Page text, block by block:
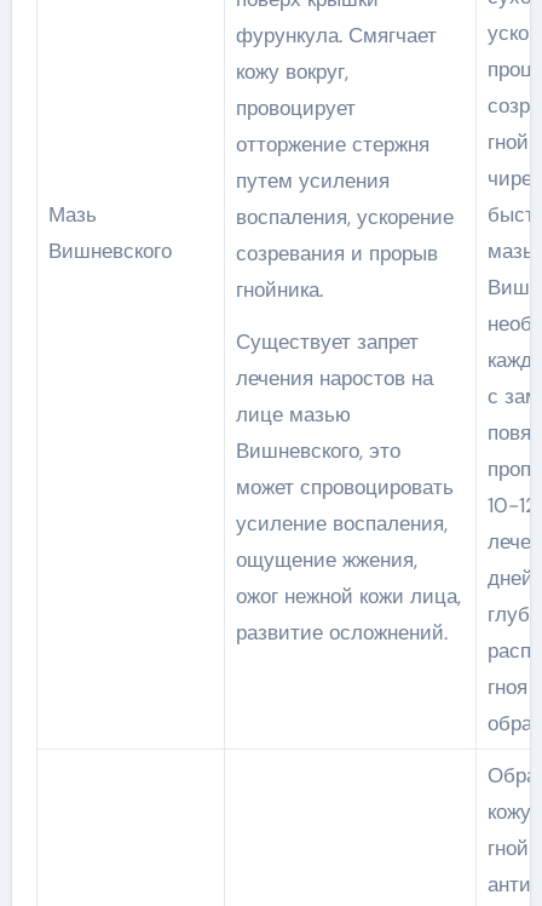
Мазь
Вишневского
фурункула. Смягчает
кожу вокруг,
провоцирует
отторжение стержня
путем усиления
воспаления, ускорение
созревания и прорыв
гнойника.
Существует запрет
лечения наростов на
лице мазью
Вишневского, это
может спровоцировать
усиление воспаления,
ощущение жжения,
ожог нежной кожи лица,
развитие осложнений.
с
10-
гноя
кожу